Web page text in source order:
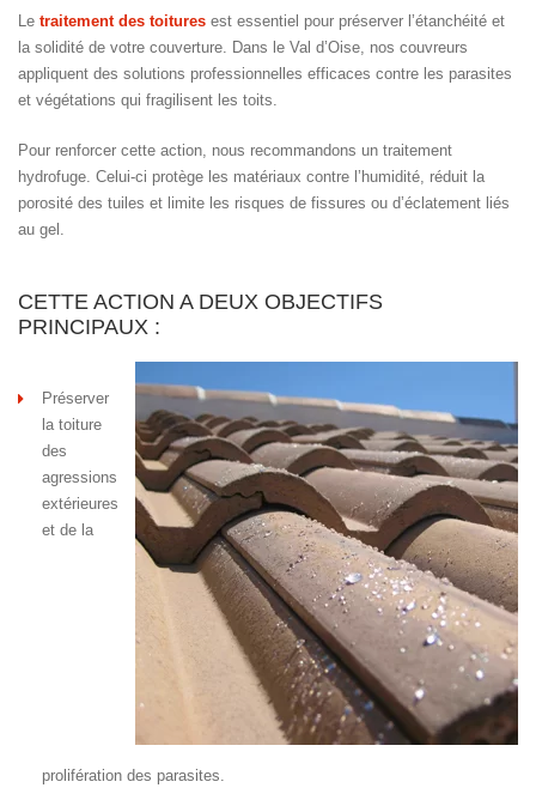
Le traitement des toitures est essentiel pour préserver l’étanchéité et
la solidité de votre couverture. Dans le Val d’Oise, nos couvreurs
appliquent des solutions professionnelles efficaces contre les parasites
et végétations qui fragilisent les toits.
Pour renforcer cette action, nous recommandons un traitement
hydrofuge. Celui-ci protège les matériaux contre l’humidité, réduit la
porosité des tuiles et limite les risques de fissures ou d’éclatement liés
au gel.
CETTE ACTION A DEUX OBJECTIFS
PRINCIPAUX :
Préserver
la toiture
des
agressions
extérieures
et de la
prolifération des parasites.